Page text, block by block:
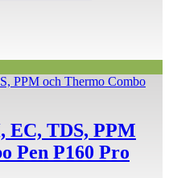
EC, TDS, PPM
Pen P160 Pro